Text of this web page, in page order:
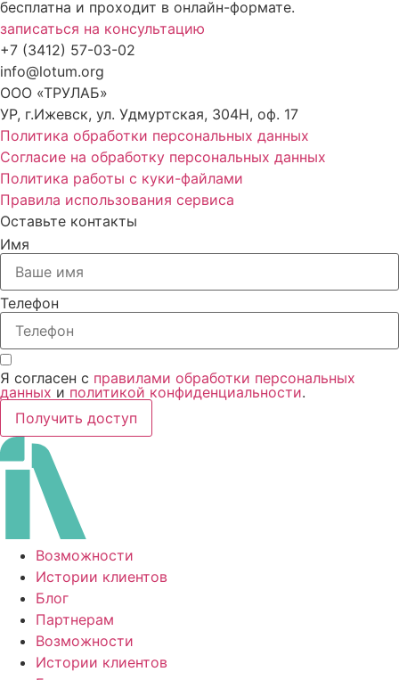
бесплатна и проходит в онлайн-формате.
записаться на консультацию
+7 (3412) 57-03-02
info@lotum.org
ООО «ТРУЛАБ»
УР, г.Ижевск, ул. Удмуртская, 304Н, оф. 17
Политика обработки персональных данных
Согласие на обработку персональных данных
Политика работы с куки-файлами
Правила использования сервиса
Оставьте контакты
Имя
Телефон
Я согласен с правилами обработки персональных
данных и политикой конфиденциальности.
Получить доступ
Возможности
Истории клиентов
Блог
Партнерам
Возможности
Истории клиентов